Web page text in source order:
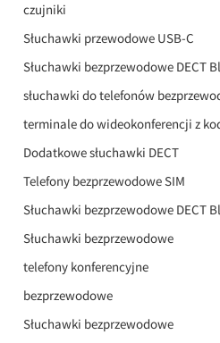
czujniki
Słuchawki przewodowe USB-C
Słuchawki bezprzewodowe DECT
słuchawki do telefonów
terminale do wideokonferencji z
Dodatkowe słuchawki DECT
Telefony bezprzewodowe SIM
Słuchawki bezprzewodowe DECT
Słuchawki bezprzewodowe
telefony konferencyjne
bezprzewodowe
Słuchawki bezprzewodowe